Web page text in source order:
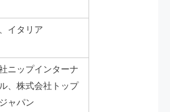
イタリア
ニップインターナ
、株式会社トップ
ャパン